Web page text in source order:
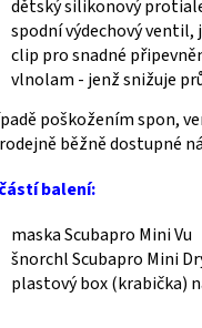
dětský silikonový
spodní výdechový ventil,
clip pro snadné
vlnolam - jenž snižuje
poškožením spon,
běžně dostupné
balení:
maska Scubapro Mini Vu
šnorchl Scubapro Mini
plastový box (krabička)